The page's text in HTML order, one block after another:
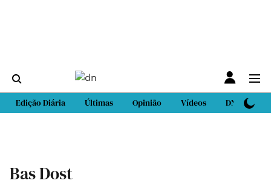
Edição Diária Últimas Opinião Vídeos DN Sport
Bas Dost